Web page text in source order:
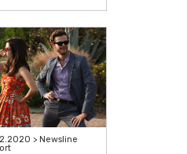
> Newsline